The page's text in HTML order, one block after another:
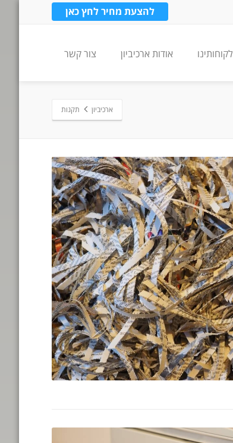
להצעת מחיר לחץ כאן
לקוחותינו אודות ארכיביון צור קשר
ארכיביון תקנות